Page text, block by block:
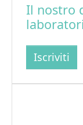
Il nostro
Iscriviti